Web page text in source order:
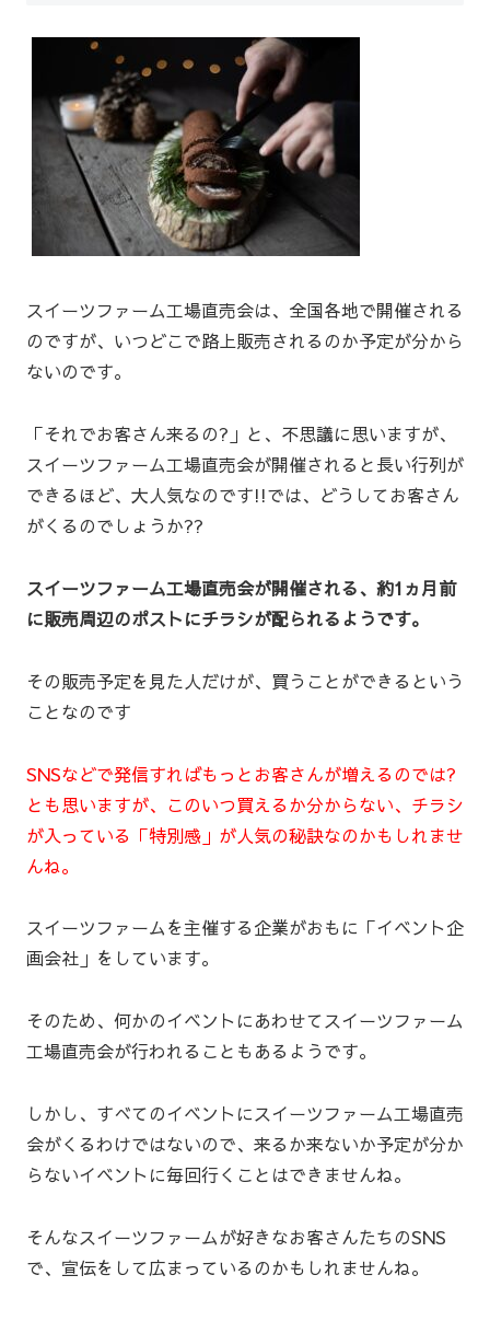
スイーツファーム工場直売会は、全国各地で開催される
のですが、いつどこで路上販売されるのか予定が分から
ないのです。
「それでお客さん来るの?」と、不思議に思いますが、
スイーツファーム工場直売会が開催されると長い行列が
できるほど、大人気なのです!!では、どうしてお客さん
がくるのでしょうか??
スイーツファーム工場直売会が開催される、約1ヵ月前
に販売周辺のポストにチラシが配られるようです。
その販売予定を見た人だけが、買うことができるという
ことなのです
SNSなどで発信すればもっとお客さんが増えるのでは?
とも思いますが、このいつ買えるか分からない、チラシ
が入っている「特別感」が人気の秘訣なのかもしれませ
んね。
スイーツファームを主催する企業がおもに「イベント企
画会社」をしています。
そのため、何かのイベントにあわせてスイーツファーム
工場直売会が行われることもあるようです。
しかし、すべてのイベントにスイーツファーム工場直売
会がくるわけではないので、来るか来ないか予定が分か
らないイベントに毎回行くことはできませんね。
そんなスイーツファームが好きなお客さんたちのSNS
で、宣伝をして広まっているのかもしれませんね。